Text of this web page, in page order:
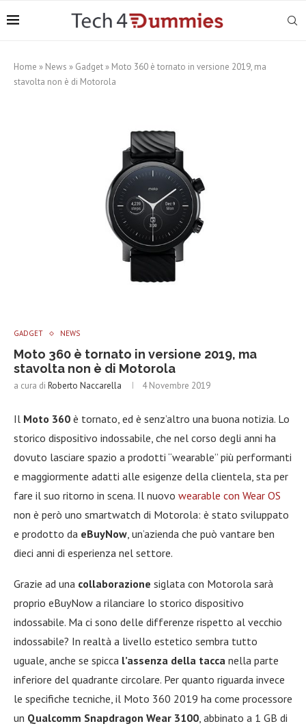
Home » News » Gadget » Moto 360 è tornato in versione 2019, ma
stavolta non è di Motorola
GADGET NEWS
Moto 360 è tornato in versione 2019, ma
stavolta non è di Motorola
a cura di Roberto Naccarella 4 Novembre 2019
Il Moto 360 è tornato, ed è senz’altro una buona notizia. Lo
storico dispositivo indossabile, che nel corso degli anni ha
dovuto lasciare spazio a prodotti “wearable” più performanti
e maggiormente adatti alle esigenze della clientela, sta per
fare il suo ritorno in scena. Il nuovo wearable con Wear OS
non è però uno smartwatch di Motorola: è stato sviluppato
e prodotto da eBuyNow, un’azienda che può vantare ben
dieci anni di esperienza nel settore.
Grazie ad una collaborazione siglata con Motorola sarà
proprio eBuyNow a rilanciare lo storico dispositivo
indossabile. Ma ci sono delle differenze rispetto al vecchio
indossabile? In realtà a livello estetico sembra tutto
uguale, anche se spicca l’assenza della tacca nella parte
inferiore del quadrante circolare. Per quanto riguarda invece
le specifiche tecniche, il Moto 360 2019 ha come processore
un Qualcomm Snapdragon Wear 3100, abbinato a 1 GB di